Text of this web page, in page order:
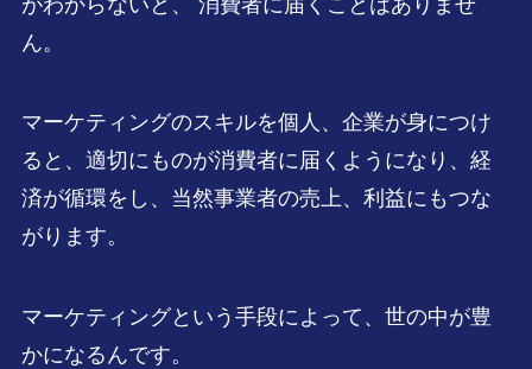
ん。
マーケティングのスキルを個人、企業が身につけ
ると、適切にものが消費者に届くようになり、経
済が循環をし、当然事業者の売上、利益にもつな
がります。
マーケティングという手段によって、世の中が豊
かになるんです。